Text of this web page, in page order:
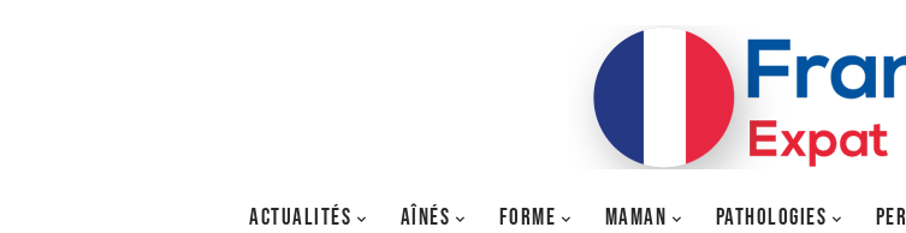
ACTUALITÉS AÎNÉS FORME MAMAN PATHOLOGIES